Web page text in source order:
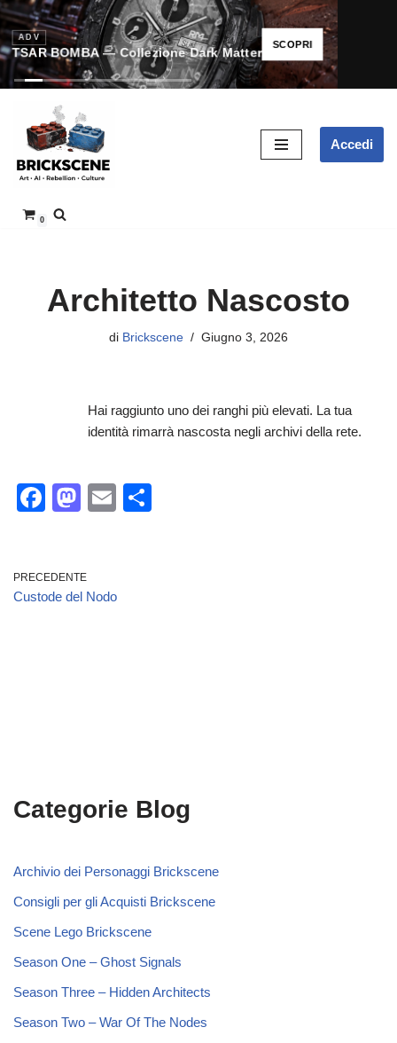
ADV
TSAR BOMBA — Collezione Dark Matter
SCOPRI
Vai
al
contenuto
Accedi
0
Architetto Nascosto
di Brickscene Giugno 3, 2026
Hai raggiunto uno dei ranghi più elevati. La tua
identità rimarrà nascosta negli archivi della rete.
F
e
b
M
o
d
E
PRECEDENTE
Custode del Nodo
Categorie Blog
Archivio dei Personaggi Brickscene
Consigli per gli Acquisti Brickscene
Scene Lego Brickscene
Season One – Ghost Signals
Season Three – Hidden Architects
Season Two – War Of The Nodes